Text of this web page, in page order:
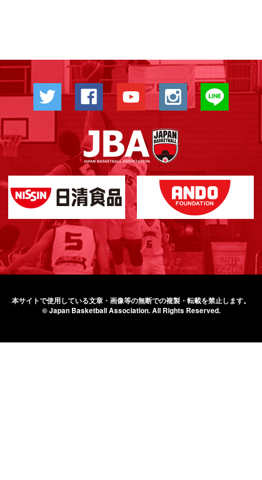
本サイトで使用している文章・画像等の無断での複製・転載を禁止します。
© Japan Basketball Association.All Rights Reserved.